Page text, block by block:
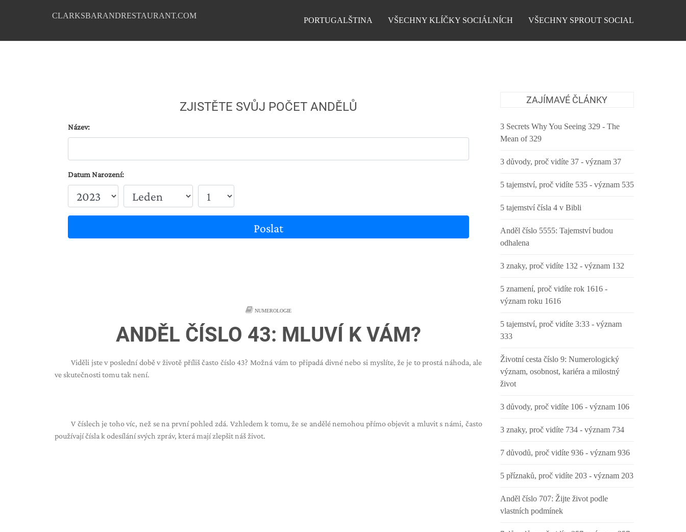
CLARKSBARANDRESTAURANT.COM
PORTUGALŠTINA VŠECHNY KLÍČKY SOCIÁLNÍCH VŠECHNY SPROUT SOCIAL
ZJISTĚTE SVŮJ POČET ANDĚLŮ
Název:
Datum Narození:
Poslat
NUMEROLOGIE
ANDĚL ČÍSLO 43: MLUVÍ K VÁM?
Viděli jste v poslední době v životě příliš často číslo 43? Možná vám to připadá divné nebo si myslíte, že je to prostá náhoda, ale
ve skutečnosti tomu tak není.
V číslech je toho víc, než se na první pohled zdá. Vzhledem k tomu, že se andělé nemohou přímo objevit a mluvit s námi, často
používají čísla k odesílání svých zpráv, která mají zlepšit náš život.
ZAJÍMAVÉ ČLÁNKY
3 Secrets Why You Seeing 329 - The
Mean of 329
3 důvody, proč vidíte 37 - význam 37
5 tajemství, proč vidíte 535 - význam 535
5 tajemství čísla 4 v Bibli
Anděl číslo 5555: Tajemství budou
odhalena
3 znaky, proč vidíte 132 - význam 132
5 znamení, proč vidíte rok 1616 -
význam roku 1616
5 tajemství, proč vidíte 3:33 - význam
333
Životní cesta číslo 9: Numerologický
význam, osobnost, kariéra a milostný
život
3 důvody, proč vidíte 106 - význam 106
3 znaky, proč vidíte 734 - význam 734
7 důvodů, proč vidíte 936 - význam 936
5 příznaků, proč vidíte 203 - význam 203
Anděl číslo 707: Žijte život podle
vlastních podmínek